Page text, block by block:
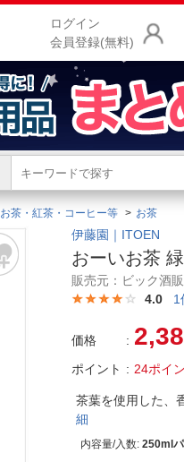
ログイン
会員登録(無料)
お茶・紅茶・コーヒー等 お茶
伊藤園｜ITOEN
おーいお茶
販売元：ビック酒販
4.0
1
価格
ポイント
24ポイ
茶葉を使用した
細
内容量/入数:250ml